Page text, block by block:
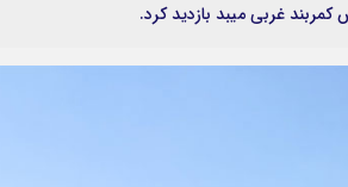
کمربند غربی میبد بازدید کرد.